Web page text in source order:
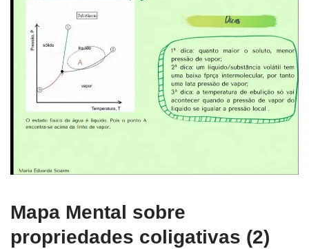
Mapa Mental sobre
propriedades coligativas (2)